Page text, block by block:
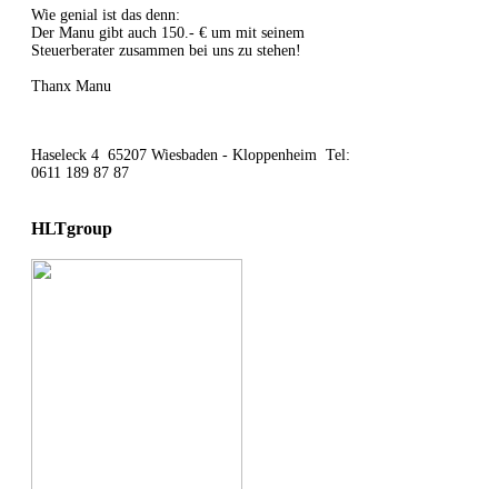
Wie genial ist das denn:
Der Manu gibt auch 150.- € um mit seinem
Steuerberater zusammen bei uns zu stehen!
Thanx Manu
Haseleck 4 65207 Wiesbaden - Kloppenheim Tel:
0611 189 87 87
HLTgroup